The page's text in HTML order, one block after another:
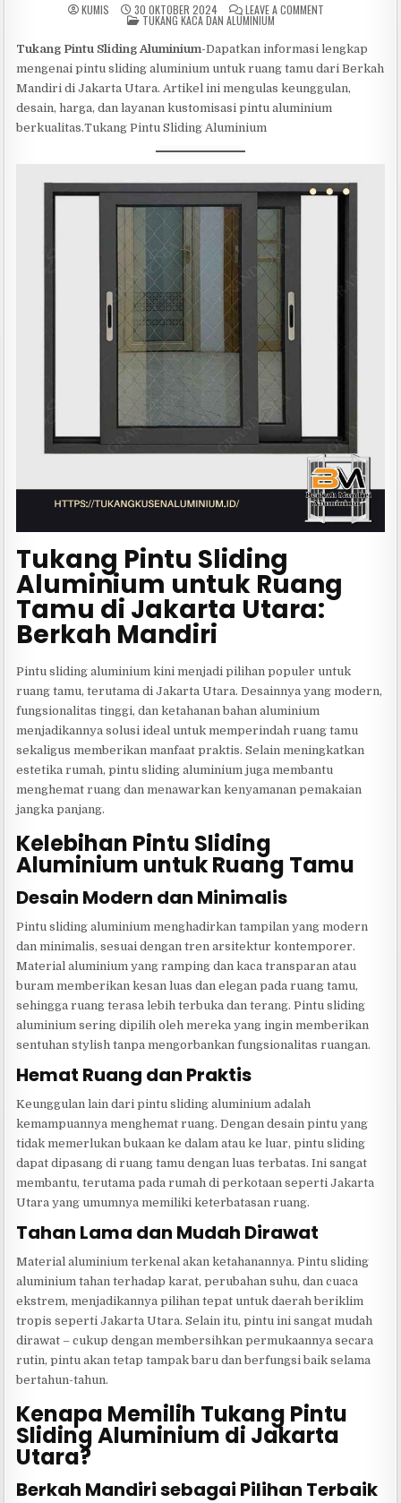
KUMIS 30 OKTOBER 2024 LEAVE A COMMENT
SLIDING
ALUMINIUM
UNTUK
RUANG
TAMU
DI
JAKARTA
UTARA
POSTED
IN
TUKANG KACA DAN ALUMINIUM
Tukang Pintu Sliding Aluminium-Dapatkan informasi lengkap
mengenai pintu sliding aluminium untuk ruang tamu dari Berkah
Mandiri di Jakarta Utara. Artikel ini mengulas keunggulan,
desain, harga, dan layanan kustomisasi pintu aluminium
berkualitas.Tukang Pintu Sliding Aluminium
Tukang Pintu Sliding
Aluminium untuk Ruang
Tamu di Jakarta Utara:
Berkah Mandiri
Pintu sliding aluminium kini menjadi pilihan populer untuk
ruang tamu, terutama di Jakarta Utara. Desainnya yang modern,
fungsionalitas tinggi, dan ketahanan bahan aluminium
menjadikannya solusi ideal untuk memperindah ruang tamu
sekaligus memberikan manfaat praktis. Selain meningkatkan
estetika rumah, pintu sliding aluminium juga membantu
menghemat ruang dan menawarkan kenyamanan pemakaian
jangka panjang.
Kelebihan Pintu Sliding
Aluminium untuk Ruang Tamu
Desain Modern dan Minimalis
Pintu sliding aluminium menghadirkan tampilan yang modern
dan minimalis, sesuai dengan tren arsitektur kontemporer.
Material aluminium yang ramping dan kaca transparan atau
buram memberikan kesan luas dan elegan pada ruang tamu,
sehingga ruang terasa lebih terbuka dan terang. Pintu sliding
aluminium sering dipilih oleh mereka yang ingin memberikan
sentuhan stylish tanpa mengorbankan fungsionalitas ruangan.
Hemat Ruang dan Praktis
Keunggulan lain dari pintu sliding aluminium adalah
kemampuannya menghemat ruang. Dengan desain pintu yang
tidak memerlukan bukaan ke dalam atau ke luar, pintu sliding
dapat dipasang di ruang tamu dengan luas terbatas. Ini sangat
membantu, terutama pada rumah di perkotaan seperti Jakarta
Utara yang umumnya memiliki keterbatasan ruang.
Tahan Lama dan Mudah Dirawat
Material aluminium terkenal akan ketahanannya. Pintu sliding
aluminium tahan terhadap karat, perubahan suhu, dan cuaca
ekstrem, menjadikannya pilihan tepat untuk daerah beriklim
tropis seperti Jakarta Utara. Selain itu, pintu ini sangat mudah
dirawat – cukup dengan membersihkan permukaannya secara
rutin, pintu akan tetap tampak baru dan berfungsi baik selama
bertahun-tahun.
Kenapa Memilih Tukang Pintu
Sliding Aluminium di Jakarta
Utara?
Berkah Mandiri sebagai Pilihan Terbaik